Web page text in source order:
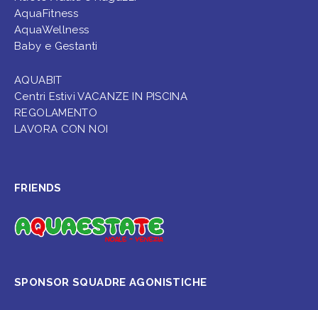
AquaFitness
AquaWellness
Baby e Gestanti
AQUABIT
Centri Estivi VACANZE IN PISCINA
REGOLAMENTO
LAVORA CON NOI
FRIENDS
SPONSOR SQUADRE AGONISTICHE